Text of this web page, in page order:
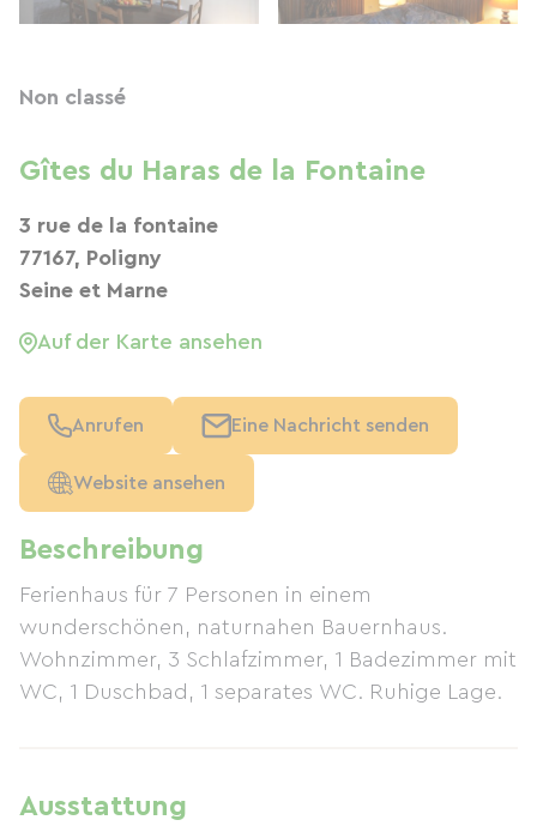
Beschreibung
Ferienhaus für 7 Personen in einem
wunderschönen, naturnahen Bauernhaus.
Wohnzimmer, 3 Schlafzimmer, 1 Badezimmer mit
WC, 1 Duschbad, 1 separates WC. Ruhige Lage.
Ausstattung
Non classé
Gîtes du Haras de la Fontaine
3 rue de la fontaine
77167, Poligny
Seine et Marne
Auf der Karte ansehen
Anrufen Eine Nachricht senden
Website ansehen